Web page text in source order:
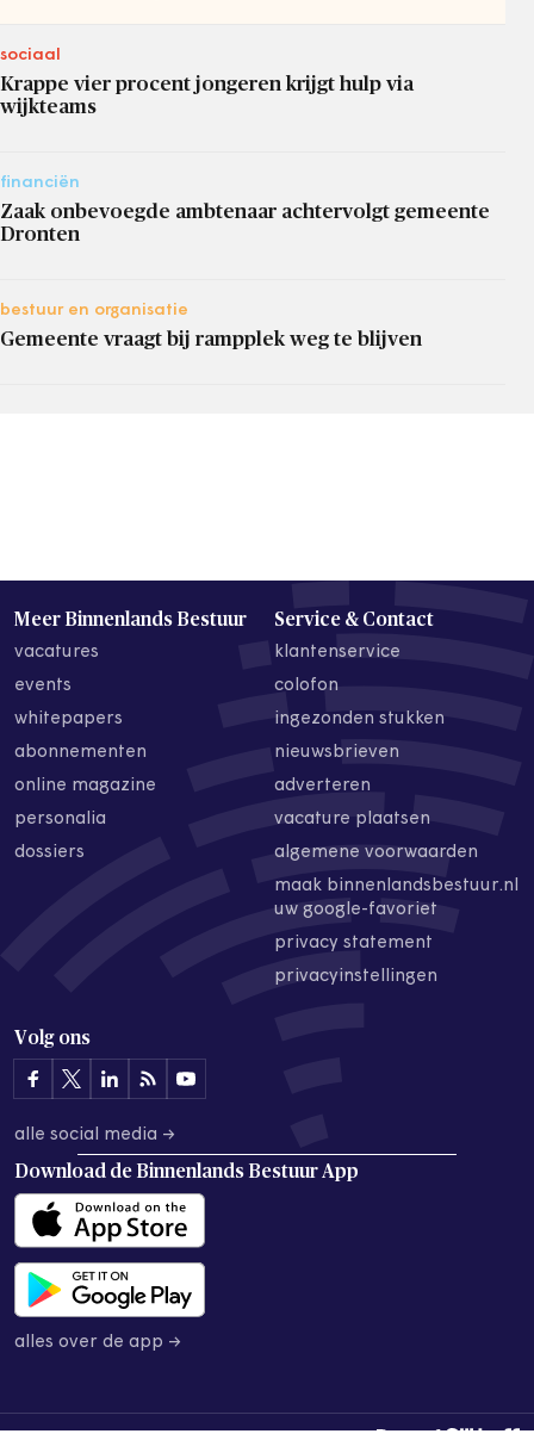
sociaal
Krappe vier procent jongeren krijgt hulp via
wijkteams
financiën
Zaak onbevoegde ambtenaar achtervolgt gemeente
Dronten
bestuur en organisatie
Gemeente vraagt bij rampplek weg te blijven
Meer Binnenlands Bestuur
vacatures
events
whitepapers
abonnementen
online magazine
personalia
dossiers
Service & Contact
klantenservice
colofon
ingezonden stukken
nieuwsbrieven
adverteren
vacature plaatsen
algemene voorwaarden
maak binnenlandsbestuur.nl
uw google-favoriet
privacy statement
privacyinstellingen
Volg ons
alle social media →
Download de Binnenlands Bestuur App
alles over de app →